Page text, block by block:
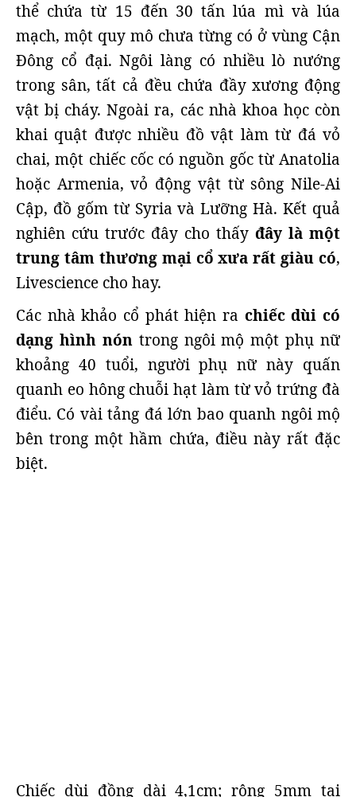
thể chứa từ 15 đến 30 tấn lúa mì và lúa
mạch, một quy mô chưa từng có ở vùng Cận
Đông cổ đại. Ngôi làng có nhiều lò nướng
trong sân, tất cả đều chứa đầy xương động
vật bị cháy. Ngoài ra, các nhà khoa học còn
khai quật được nhiều đồ vật làm từ đá vỏ
chai, một chiếc cốc có nguồn gốc từ Anatolia
hoặc Armenia, vỏ động vật từ sông Nile-Ai
Cập, đồ gốm từ Syria và Lưỡng Hà. Kết quả
nghiên cứu trước đây cho thấy đây là một
trung tâm thương mại cổ xưa rất giàu có,
Livescience cho hay.
Các nhà khảo cổ phát hiện ra chiếc dùi có
dạng hình nóntrong ngôi mộ một phụ nữ
khoảng 40 tuổi, người phụ nữ này quấn
quanh eo hông chuỗi hạt làm từ vỏ trứng đà
điểu. Có vài tảng đá lớn bao quanh ngôi mộ
bên trong một hầm chứa, điều này rất đặc
biệt.
Chiếc dùi đồng dài 4,1cm; rộng 5mm tại